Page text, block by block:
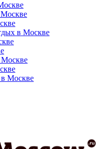
Москве
в Москве
Москве
в Москве